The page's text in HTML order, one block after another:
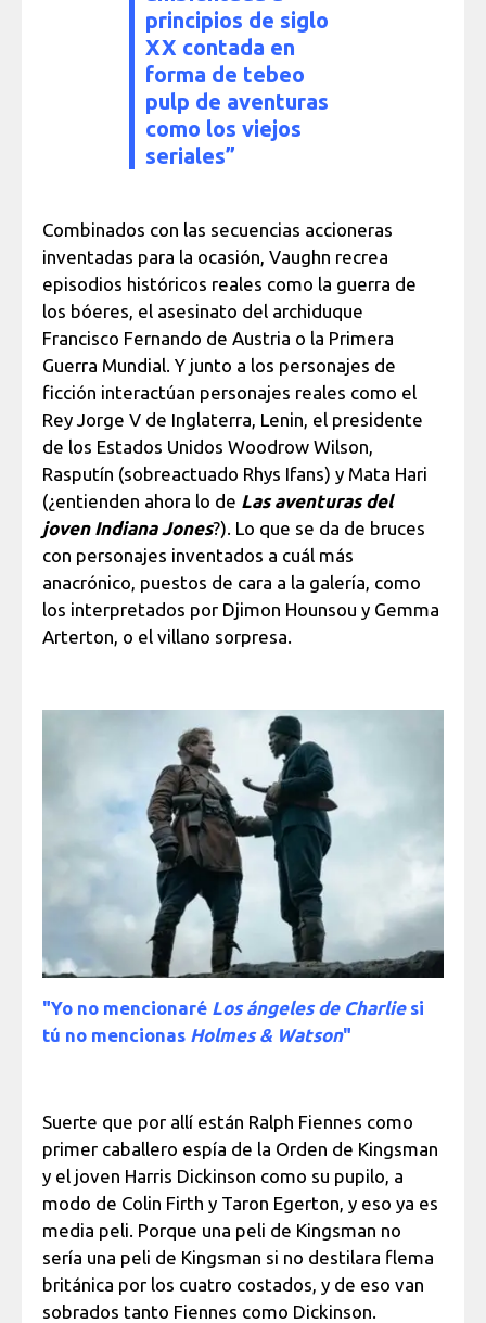
principios de siglo
XX contada en
forma de tebeo
pulp de aventuras
como los viejos
seriales”
Combinados con las secuencias accioneras
inventadas para la ocasión, Vaughn recrea
episodios históricos reales como la guerra de
los bóeres, el asesinato del archiduque
Francisco Fernando de Austria o la Primera
Guerra Mundial. Y junto a los personajes de
ficción interactúan personajes reales como el
Rey Jorge V de Inglaterra, Lenin, el presidente
de los Estados Unidos Woodrow Wilson,
Rasputín (sobreactuado Rhys Ifans) y Mata Hari
(¿entienden ahora lo de Las aventuras del
joven Indiana Jones?). Lo que se da de bruces
con personajes inventados a cuál más
anacrónico, puestos de cara a la galería, como
los interpretados por Djimon Hounsou y Gemma
Arterton, o el villano sorpresa.
"Yo no mencionaré Los ángeles de Charliesi
tú no mencionas Holmes & Watson"
Suerte que por allí están Ralph Fiennes como
primer caballero espía de la Orden de Kingsman
y el joven Harris Dickinson como su pupilo, a
modo de Colin Firth y Taron Egerton, y eso ya es
media peli. Porque una peli de Kingsman no
sería una peli de Kingsman si no destilara flema
británica por los cuatro costados, y de eso van
sobrados tanto Fiennes como Dickinson.